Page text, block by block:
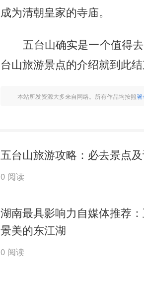
成为清朝皇家的寺庙。
五台山确实是一个值得
台山旅游景点的介绍就到此结
本站所发资源大多来自网络。所有作品均按照署
五台山旅游攻略：必去景点
0 阅读
湖南最具影响力自媒体推荐
景美的东江湖
0 阅读